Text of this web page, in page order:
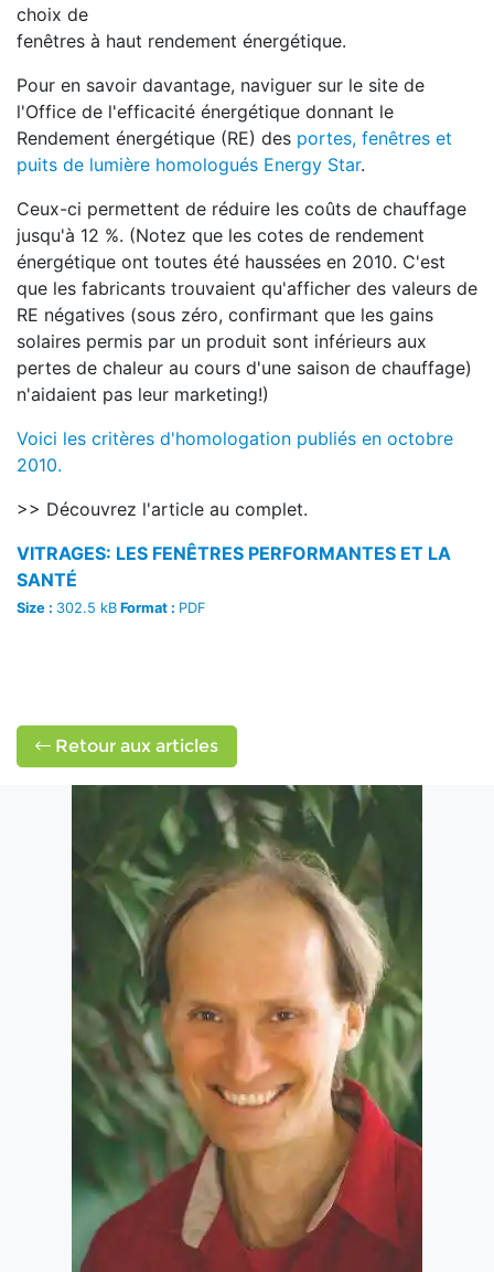
choix de
fenêtres à haut rendement énergétique.
Pour en savoir davantage, naviguer sur le site de
l'Office de l'efficacité énergétique donnant le
Rendement énergétique (RE) des portes, fenêtres et
puits de lumière homologués Energy Star.
Ceux-ci permettent de réduire les coûts de chauffage
jusqu'à 12 %. (Notez que les cotes de rendement
énergétique ont toutes été haussées en 2010. C'est
que les fabricants trouvaient qu'afficher des valeurs de
RE négatives (sous zéro, confirmant que les gains
solaires permis par un produit sont inférieurs aux
pertes de chaleur au cours d'une saison de chauffage)
n'aidaient pas leur marketing!)
Voici les critères d'homologation publiés en octobre
2010.
>> Découvrez l'article au complet.
VITRAGES: LES FENÊTRES PERFORMANTES ET LA
SANTÉ
Size : 302.5 kB Format : PDF
Retour aux articles